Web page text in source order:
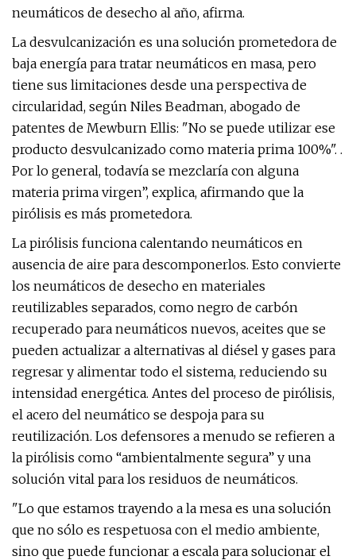
neumáticos de desecho al año, afirma.
La desvulcanización es una solución prometedora de
baja energía para tratar neumáticos en masa, pero
tiene sus limitaciones desde una perspectiva de
circularidad, según Niles Beadman, abogado de
patentes de Mewburn Ellis: "No se puede utilizar ese
producto desvulcanizado como materia prima 100%". .
Por lo general, todavía se mezclaría con alguna
materia prima virgen”, explica, afirmando que la
pirólisis es más prometedora.
La pirólisis funciona calentando neumáticos en
ausencia de aire para descomponerlos. Esto convierte
los neumáticos de desecho en materiales
reutilizables separados, como negro de carbón
recuperado para neumáticos nuevos, aceites que se
pueden actualizar a alternativas al diésel y gases para
regresar y alimentar todo el sistema, reduciendo su
intensidad energética. Antes del proceso de pirólisis,
el acero del neumático se despoja para su
reutilización. Los defensores a menudo se refieren a
la pirólisis como “ambientalmente segura” y una
solución vital para los residuos de neumáticos.
"Lo que estamos trayendo a la mesa es una solución
que no sólo es respetuosa con el medio ambiente,
sino que puede funcionar a escala para solucionar el